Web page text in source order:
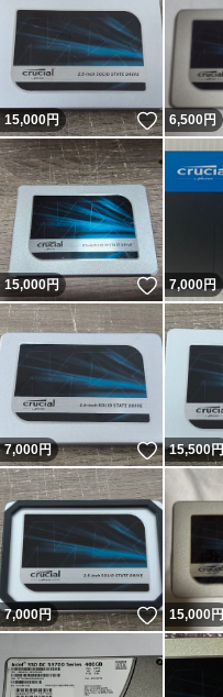
15,000円 いいね！
6,500円
15,000円 いいね
7,000円
7,000円 いいね
15,500円
7,000円 いいね！
15,000円